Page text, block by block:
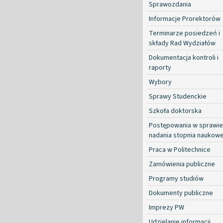
Sprawozdania
Informacje Prorektorów
Terminarze posiedzeń i
składy Rad Wydziałów
Dokumentacja kontroli i
raporty
Wybory
Sprawy Studenckie
Szkoła doktorska
Postępowania w sprawie
nadania stopnia
Praca w Politechnice
Zamówienia publiczne
Programy studiów
Dokumenty publiczne
Imprezy PW